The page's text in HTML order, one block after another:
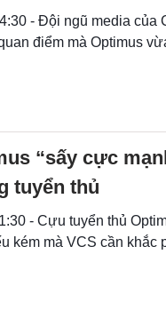
- Đội ngũ media của
điểm mà Optimus
“sấy cực
tuyển thủ
- Cựu tuyển thủ
kém mà VCS cần khắc